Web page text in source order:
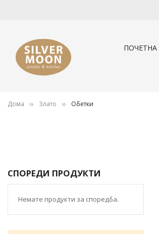
ПОЧЕТНА
Дома Злато Обетки
СПОРЕДИ ПРОДУКТИ
Немате продукти за споредба.